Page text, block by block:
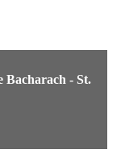
Bacharach - St.